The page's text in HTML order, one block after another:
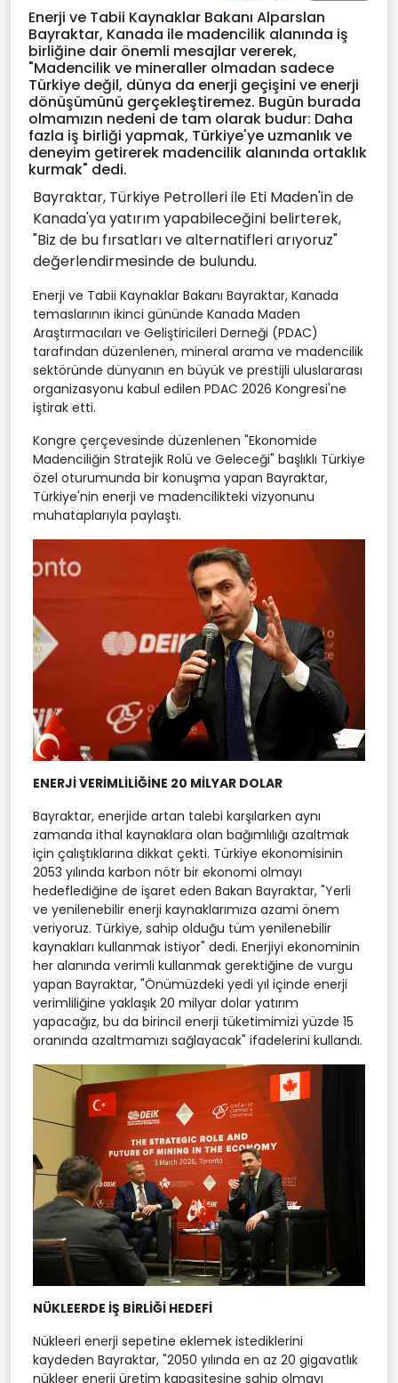
Enerji ve Tabii Kaynaklar Bakanı Alparslan
Bayraktar, Kanada ile madencilik alanında iş
birliğine dair önemli mesajlar vererek,
"Madencilik ve mineraller olmadan sadece
Türkiye değil, dünya da enerji geçişini ve enerji
dönüşümünü gerçekleştiremez. Bugün burada
olmamızın nedeni de tam olarak budur: Daha
fazla iş birliği yapmak, Türkiye'ye uzmanlık ve
deneyim getirerek madencilik alanında ortaklık
kurmak" dedi.
Bayraktar, Türkiye Petrolleri ile Eti Maden'in de
Kanada'ya yatırım yapabileceğini belirterek,
"Biz de bu fırsatları ve alternatifleri arıyoruz"
değerlendirmesinde de bulundu.
Enerji ve Tabii Kaynaklar Bakanı Bayraktar, Kanada
temaslarının ikinci gününde Kanada Maden
Araştırmacıları ve Geliştiricileri Derneği (PDAC)
tarafından düzenlenen, mineral arama ve madencilik
sektöründe dünyanın en büyük ve prestijli uluslararası
organizasyonu kabul edilen PDAC 2026 Kongresi'ne
iştirak etti.
Kongre çerçevesinde düzenlenen "Ekonomide
Madenciliğin Stratejik Rolü ve Geleceği" başlıklı Türkiye
özel oturumunda bir konuşma yapan Bayraktar,
Türkiye'nin enerji ve madencilikteki vizyonunu
muhataplarıyla paylaştı.
ENERJİ VERİMLİLİĞİNE 20 MİLYAR DOLAR
Bayraktar, enerjide artan talebi karşılarken aynı
zamanda ithal kaynaklara olan bağımlılığı azaltmak
için çalıştıklarına dikkat çekti. Türkiye ekonomisinin
2053 yılında karbon nötr bir ekonomi olmayı
hedeflediğine de işaret eden Bakan Bayraktar, "Yerli
ve yenilenebilir enerji kaynaklarımıza azami önem
veriyoruz. Türkiye, sahip olduğu tüm yenilenebilir
kaynakları kullanmak istiyor" dedi. Enerjiyi ekonominin
her alanında verimli kullanmak gerektiğine de vurgu
yapan Bayraktar, "Önümüzdeki yedi yıl içinde enerji
verimliliğine yaklaşık 20 milyar dolar yatırım
yapacağız, bu da birincil enerji tüketimimizi yüzde 15
oranında azaltmamızı sağlayacak" ifadelerini kullandı.
NÜKLEERDE İŞ BİRLİĞİ HEDEFİ
Nükleeri enerji sepetine eklemek istediklerini
kaydeden Bayraktar, "2050 yılında en az 20 gigavatlık
nükleer enerji üretim kapasitesine sahip olmayı